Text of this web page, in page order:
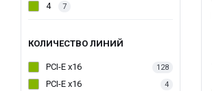
4 7
КОЛИЧЕСТВО ЛИНИЙ
PCI-E x16 128
PCI-E x16
4